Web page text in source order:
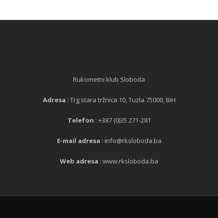
Rukometni klub Sloboda
Adresa : Trg stara tržnica 10, Tuzla 75000, BiH
Telefon : +387 (0)35 271-281
E-mail adresa : info@rksloboda.ba
Web adresa : www.rksloboda.ba